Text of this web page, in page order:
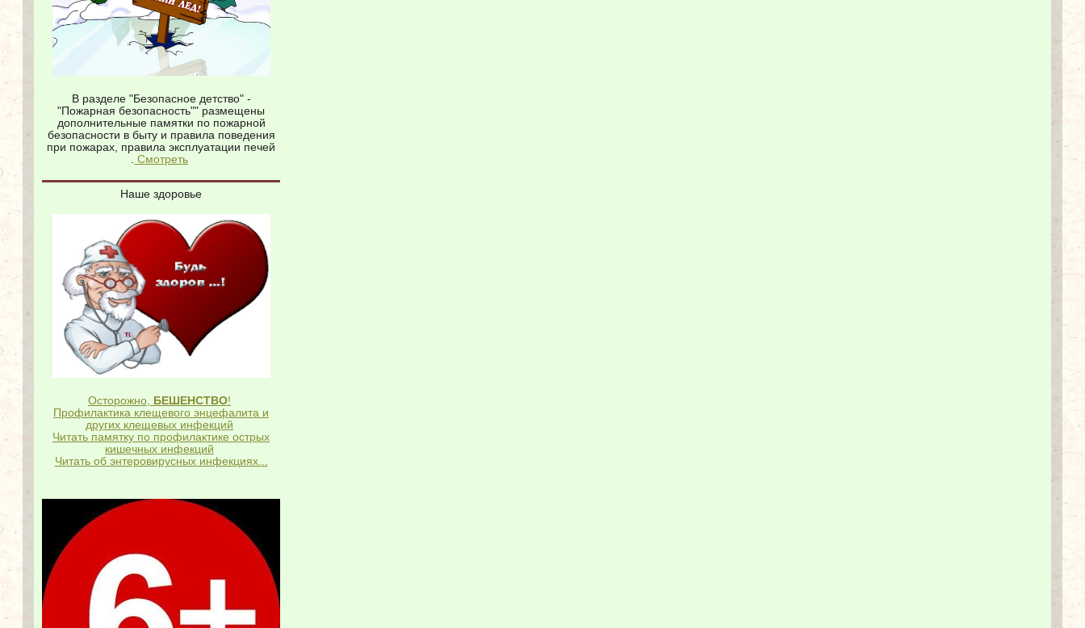
В разделе "Безопасное детство" -
"Пожарная безопасность"" размещены
дополнительные памятки по пожарной
безопасности в быту и правила поведения
при пожарах, правила эксплуатации печей
Смотреть
Наше здоровье
Осторожно, БЕШЕНСТВО!
Профилактика клещевого энцефалита и
других клещевых инфекций
Читать памятку по профилактике острых
кишечных инфекций
Читать об энтеровирусных инфекциях...